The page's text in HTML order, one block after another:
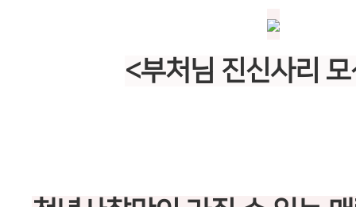
<부처님 진신사리